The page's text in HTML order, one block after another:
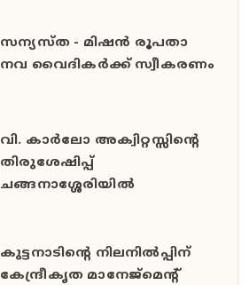
സന്യസ്ത - മിഷൻ രൂപതാ
നവ വൈദികർക്ക് സ്വീകരണം
വി. കാർലോ അക്വിറ്റസ്സിന്റെ
തിരുശേഷിപ്പ്
ചങ്ങനാശ്ശേരിയിൽ
കുട്ടനാടിന്റെ നിലനിൽപ്പിന്
കേന്ദ്രീകൃത മാനേജ്മെന്റ്